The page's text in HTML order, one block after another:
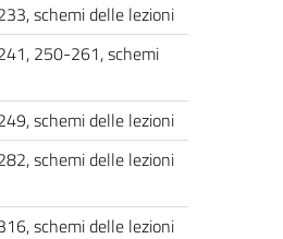
schemi delle lezioni
250-261, schemi
schemi delle lezioni
schemi delle lezioni
schemi delle lezioni